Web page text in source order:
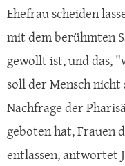
Ehefrau scheiden
mit dem berühmten
gewollt ist, und das,
soll der Mensch nicht
Nachfrage der
geboten hat, Frauen
entlassen, antwortet